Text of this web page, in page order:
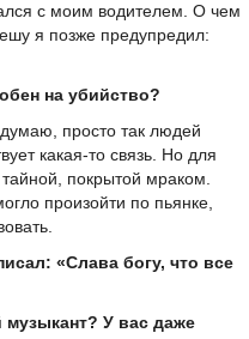
с моим водителем. О чем
я позже предупредил:
на убийство?
просто так людей
какая-то связь. Но для
покрытой мраком.
произойти по пьянке,
«Слава богу, что все
У вас даже